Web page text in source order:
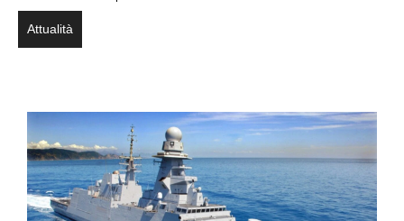
Attualità